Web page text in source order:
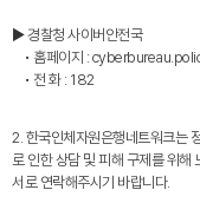
▶ 경찰청 사이버안전국
• 홈페이지 :
• 전 화 : 182
2. 한국인체자원은행네트워크는
로 인한 상담 및 피해 구제를 위해
서로 연락해주시기 바랍니다.